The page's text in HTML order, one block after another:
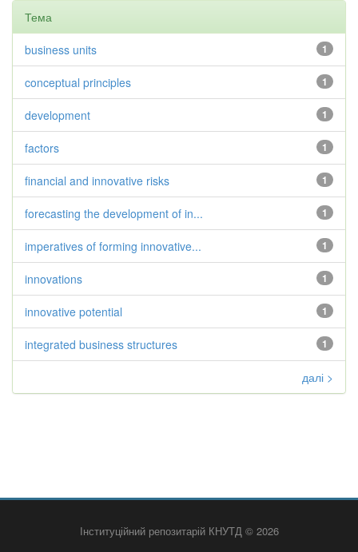
Тема
1
business units
1
conceptual principles
1
development
1
factors
1
financial and innovative risks
1
forecasting the development of in...
1
imperatives of forming innovative...
1
innovations
1
innovative potential
1
integrated business structures
далі >
Інституційний репозитарій КНУТД © 2026